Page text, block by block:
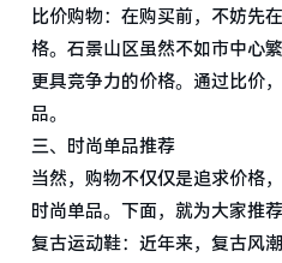
比价购物：在购买前，不妨先
格。石景山区虽然不如市中心
更具竞争力的价格。通过比价
品。
三、时尚单品推荐
当然，购物不仅仅是追求价格
时尚单品。下面，就为大家推
复古运动鞋：近年来，复古风